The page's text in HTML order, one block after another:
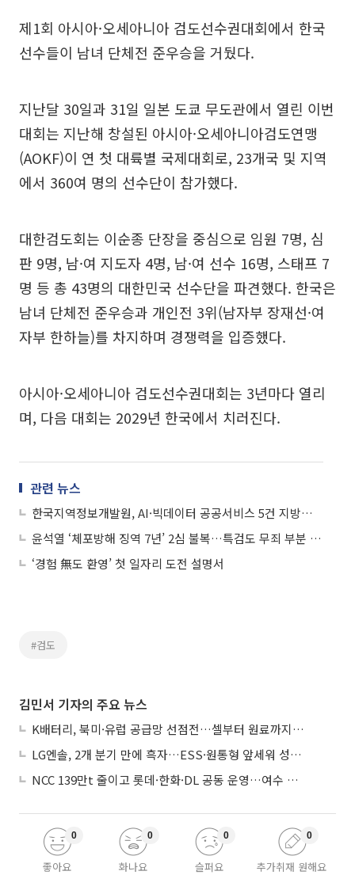
제1회 아시아·오세아니아 검도선수권대회에서 한국
선수들이 남녀 단체전 준우승을 거뒀다.
지난달 30일과 31일 일본 도쿄 무도관에서 열린 이번
대회는 지난해 창설된 아시아·오세아니아검도연맹
(AOKF)이 연 첫 대륙별 국제대회로, 23개국 및 지역
에서 360여 명의 선수단이 참가했다.
대한검도회는 이순종 단장을 중심으로 임원 7명, 심
판 9명, 남·여 지도자 4명, 남·여 선수 16명, 스태프 7
명 등 총 43명의 대한민국 선수단을 파견했다. 한국은
남녀 단체전 준우승과 개인전 3위(남자부 장재선·여
자부 한하늘)를 차지하며 경쟁력을 입증했다.
아시아·오세아니아 검도선수권대회는 3년마다 열리
며, 다음 대회는 2029년 한국에서 치러진다.
관련 뉴스
한국지역정보개발원, AI·빅데이터 공공서비스 5건 지방정부에 이관…"구축 넘어 현장 운영"
윤석열 ‘체포방해 징역 7년’ 2심 불복…특검도 무죄 부분 상고
‘경험 無도 환영’ 첫 일자리 도전 설명서
#검도
김민서 기자의 주요 뉴스
K배터리, 북미·유럽 공급망 선점전…셀부터 원료까지 현지화
LG엔솔, 2개 분기 만에 흑자…ESS·원통형 앞세워 성장 가속
NCC 139만t 줄이고 롯데·한화·DL 공동 운영…여수 1호 본궤도
좋아요
0
화나요
0
슬퍼요
0
추가취재 원해요
0